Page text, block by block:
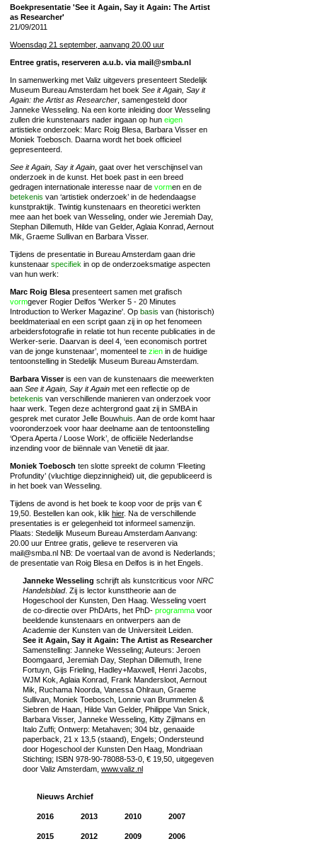
Boekpresentatie 'See it Again, Say it Again: The Artist
as Researcher'
21/09/2011
Woensdag 21 september, aanvang 20.00 uur
Entree gratis, reserveren a.u.b. via mail@smba.nl
In samenwerking met Valiz uitgevers presenteert Stedelijk
Museum Bureau Amsterdam het boek See it Again, Say it
Again: the Artist as Researcher , samengesteld door
Janneke Wesseling. Na een korte inleiding door Wesseling
zullen drie kunstenaars nader ingaan op hun eigen
artistieke onderzoek: Marc Roig Blesa, Barbara Visser en
Moniek Toebosch. Daarna wordt het boek officieel
gepresenteerd.
See it Again, Say it Again , gaat over het verschijnsel van
onderzoek in de kunst. Het boek past in een breed
gedragen internationale interesse naar de vormen en de
betekenis van ‘artistiek onderzoek’ in de hedendaagse
kunstpraktijk. Twintig kunstenaars en theoretici werkten
mee aan het boek van Wesseling, onder wie Jeremiah Day,
Stephan Dillemuth, Hilde van Gelder, Aglaia Konrad, Aernout
Mik, Graeme Sullivan en Barbara Visser.
Tijdens de presentatie in Bureau Amsterdam gaan drie
kunstenaar specifiek in op de onderzoeksmatige aspecten
van hun werk:
Marc Roig Blesa presenteert samen met grafisch
vormgever Rogier Delfos 'Werker 5 - 20 Minutes
Introduction to Werker Magazine'. Op basis van (historisch)
beeldmateriaal en een script gaan zij in op het fenomeen
arbeidersfotografie in relatie tot hun recente publicaties in de
Werker-serie. Daarvan is deel 4, ‘een economisch portret
van de jonge kunstenaar’, momenteel te zien in de huidige
tentoonstelling in Stedelijk Museum Bureau Amsterdam.
Barbara Visseris een van de kunstenaars die meewerkten
aan See it Again, Say it Again met een reflectie op de
betekenis van verschillende manieren van onderzoek voor
haar werk. Tegen deze achtergrond gaat zij in SMBA in
gesprek met curator Jelle Bouwhuis . Aan de orde komt haar
vooronderzoek voor haar deelname aan de tentoonstelling
‘Opera Aperta / Loose Work’, de officiële Nederlandse
inzending voor de biënnale van Venetië dit jaar.
Moniek Toebosch ten slotte spreekt de column ‘Fleeting
Profundity’ (vluchtige diepzinnigheid) uit, die gepubliceerd is
in het boek van Wesseling.
Tijdens de avond is het boek te koop voor de prijs van €
19,50. Bestellen kan ook, klik hier. Na de verschillende
presentaties is er gelegenheid tot informeel samenzijn.
Plaats: Stedelijk Museum Bureau Amsterdam Aanvang:
20.00 uur Entree gratis, gelieve te reserveren via
mail@smba.nl NB: De voertaal van de avond is Nederlands;
de presentatie van Roig Blesa en Delfos is in het Engels.
Janneke Wesseling schrijft als kunstcriticus voor NRC
Handelsblad. Zij is lector kunsttheorie aan de
Hogeschool der Kunsten, Den Haag. Wesseling voert
de co-directie over PhDArts, het PhD- programma voor
beeldende kunstenaars en ontwerpers aan de
Academie der Kunsten van de Universiteit Leiden.
See it Again, Say it Again: The Artist as Researcher
Samenstelling: Janneke Wesseling; Auteurs: Jeroen
Boomgaard, Jeremiah Day, Stephan Dillemuth, Irene
Fortuyn, Gijs Frieling, Hadley+Maxwell, Henri Jacobs,
WJM Kok, Aglaia Konrad, Frank Mandersloot, Aernout
Mik, Ruchama Noorda, Vanessa Ohlraun, Graeme
Sullivan, Moniek Toebosch, Lonnie van Brummelen &
Siebren de Haan, Hilde Van Gelder, Philippe Van Snick,
Barbara Visser, Janneke Wesseling, Kitty Zijlmans en
Italo Zuffi; Ontwerp: Metahaven; 304 blz, genaaide
paperback, 21 x 13,5 (staand), Engels; Ondersteund
door Hogeschool der Kunsten Den Haag, Mondriaan
Stichting; ISBN 978-90-78088-53-0, € 19,50, uitgegeven
door Valiz Amsterdam, www.valiz.nl
Nieuws Archief
2016
2015
2013
2012
2010
2009
2007
2006